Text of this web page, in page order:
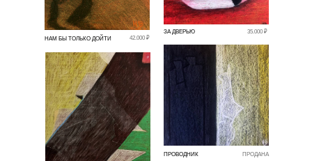
ПРОВОДНИК ПРОДАНА
ЗА ДВЕРЬЮ
35.000 ₽
НАМ БЫ ТОЛЬКО ДОЙТИ
42.000 ₽